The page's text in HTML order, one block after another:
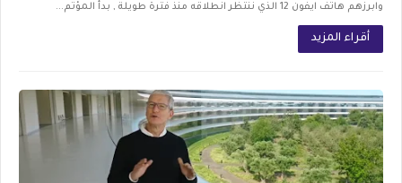
وابرزهم هاتف ايفون 12 الذي ننتظر انطلاقه منذ فترة طويلة , بدأ المؤتم...
أقراء المزيد